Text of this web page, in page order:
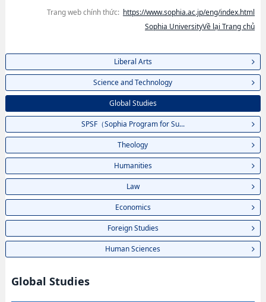
Trang web chính thức: https://www.sophia.ac.jp/eng/index.html
Sophia UniversityVề lại Trang chủ
Liberal Arts
Science and Technology
Global Studies
SPSF（Sophia Program for Su...
Theology
Humanities
Law
Economics
Foreign Studies
Human Sciences
Global Studies